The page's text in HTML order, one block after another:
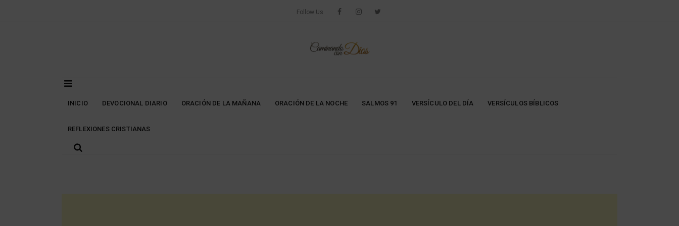
Follow Us
INICIO DEVOCIONAL DIARIO ORACIÓN DE LA MAÑANA ORACIÓN DE LA NOCHE SALMOS 91 VERSÍCULO DEL DÍA VERSÍCULOS BÍBLICOS
REFLEXIONES CRISTIANAS